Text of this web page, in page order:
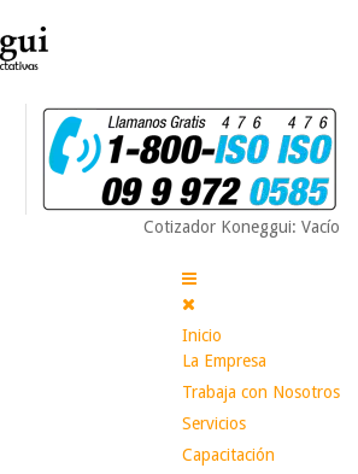
Cotizador Koneggui: Vacío
Inicio
La Empresa
Trabaja con Nosotros
Servicios
Capacitación